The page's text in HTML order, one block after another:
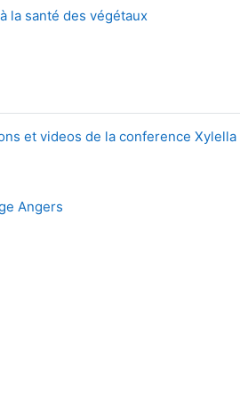
la santé des végétaux
et videos de la conference Xylella
Angers